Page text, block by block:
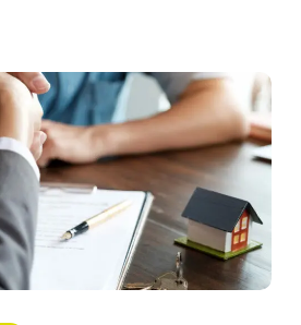
wir jedes Jahr Hunderte von
in der Provinz Lüttich und den
bietet Ihnen an einem einzigen
zur wallonischen PEB-
heute die richtigen
Planen Sie einen Verkauf?
und unverbindliche Schätzung an.
PEB- und Elektroangelegenheiten.